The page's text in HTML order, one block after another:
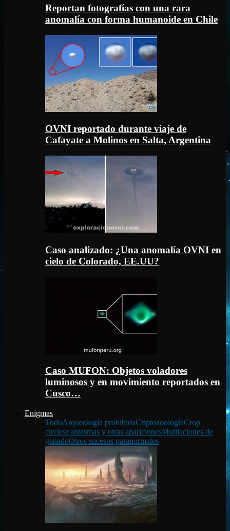
Reportan fotografías con una rara
anomalía con forma humanoide en Chile
OVNI reportado durante viaje de
Cafayate a Molinos en Salta, Argentina
Caso analizado: ¿Una anomalía OVNI en
cielo de Colorado, EE.UU?
Caso MUFON: Objetos voladores
luminosos y en movimiento reportados en
Cusco…
Enigmas
TodoArqueología prohibidaCriptozoologíaCrop
circlesFantasmas y otras aparicionesMutilaciones de
ganadoOtros sucesos paranormales